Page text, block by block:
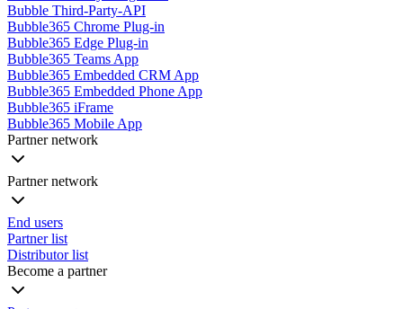
Bubble Third-Party-API
Bubble365 Chrome Plug-in
Bubble365 Edge Plug-in
Bubble365 Teams App
Bubble365 Embedded CRM App
Bubble365 Embedded Phone App
Bubble365 iFrame
Bubble365 Mobile App
Partner network
Partner network
End users
Partner list
Distributor list
Become a partner